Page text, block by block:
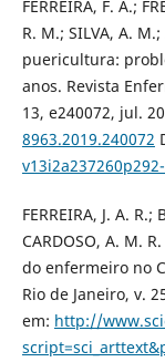
FERREIRA, F. Â.;
R. M.; SILVA, A.
puericultura:
anos. Revista
13, e240072, jul.
8963.2019.240072
FERREIRA, J. A.
CARDOSO, A. M.
do enfermeiro no
Rio de Janeiro, v.
em: http://